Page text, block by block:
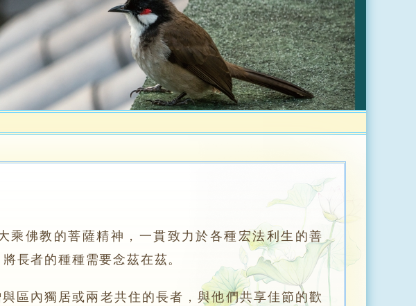
佛教的菩薩精神，一貫致力於各種宏法利生的善
長者的種種需要念茲在茲。
內獨居或兩老共住的長者，與他們共享佳節的歡